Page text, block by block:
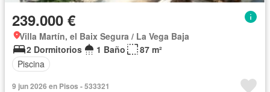
239.000 €
Villa Martín, el Baix Segura / La Vega Baja
2 Dormitorios
1 Baño
87 m²
Piscina
9 jun 2026 en Pisos - 533321